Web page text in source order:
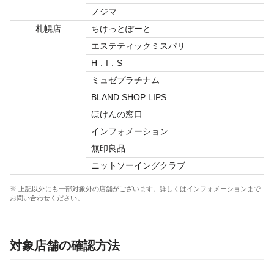
ノジマ
札幌店
ちけっとぽーと
エステティックミスパリ
H．I．S
ミュゼプラチナム
BLAND SHOP LIPS
ほけんの窓口
インフォメーション
無印良品
ニットソーイングクラブ
※ 上記以外にも一部対象外の店舗がございます。詳しくはインフォメーションまで
お問い合わせください。
対象店舗の確認方法